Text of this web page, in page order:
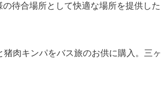
待合場所として快適な場所を提供した
肉キンパをバス旅のお供に購入。三ヶ